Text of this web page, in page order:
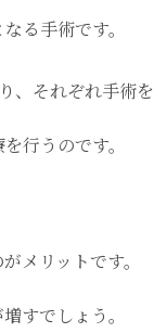
る手術です。
、それぞれ手術を
行うのです。
メリットです。
すでしょう。